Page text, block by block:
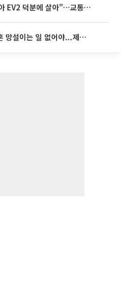
'굿 윌 헌팅' 배우 "기아 EV2 덕분에 살아"…교통사고 후 안전성 극찬
李대통령 “청년이 결혼 망설이는 일 없어야...제도상 불이익 조사”